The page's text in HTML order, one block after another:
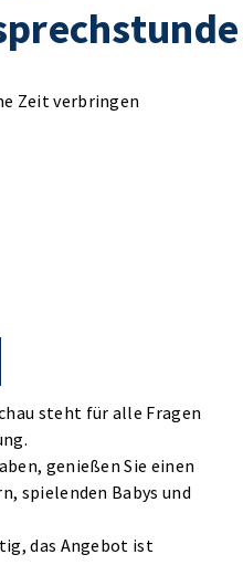
Zeit verbringen
steht für alle Fragen
genießen Sie einen
spielenden Babys und
das Angebot ist